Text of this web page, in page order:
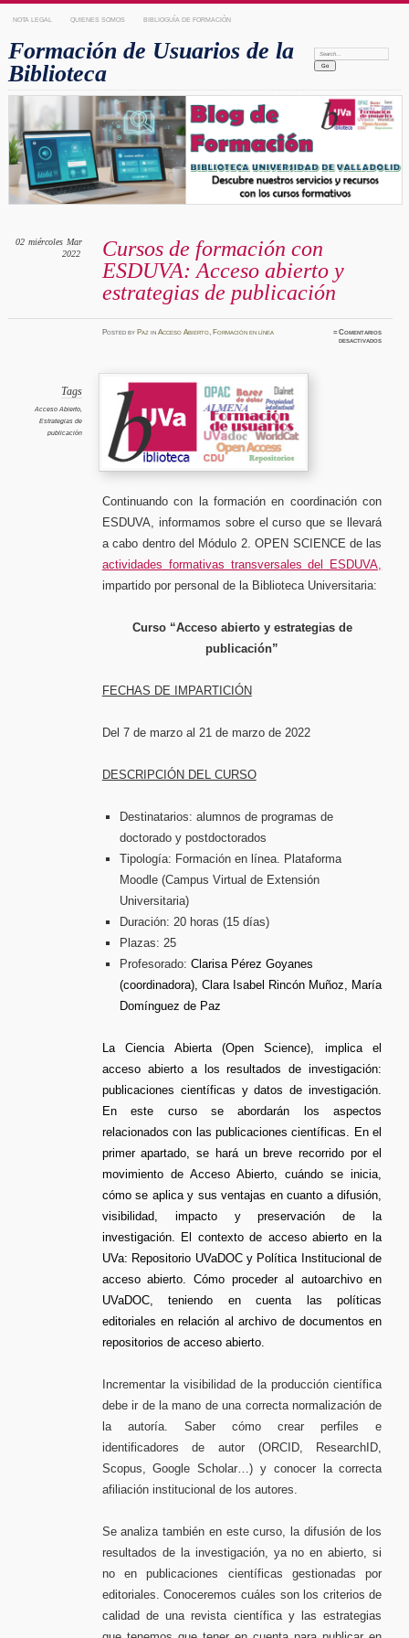
NOTA LEGAL QUIENES SOMOS BIBLIOGUÍA DE FORMACIÓN
Formación de Usuarios de la
Biblioteca
Search:
Cursos de formación con
ESDUVA: Acceso abierto y
estrategias de publicación
02 miércoles Mar
2022
PostedbyPaz inAcceso Abierto ,Formación en línea ≈Comentarios
desactivadosen
Tags
Acceso Abierto,
Estrategias de
publicación
Continuando con la formación en coordinación con
ESDUVA, informamos sobre el curso que se llevará
a cabo dentro del Módulo 2. OPEN SCIENCE de las
actividades formativas transversales del ESDUVA,
impartido por personal de la Biblioteca Universitaria:
Curso “Acceso abierto y estrategias de
publicación”
FECHAS DE IMPARTICIÓN
Del 7 de marzo al 21 de marzo de 2022
DESCRIPCIÓN DEL CURSO
Destinatarios: alumnos de programas de
doctorado y postdoctorados
Tipología: Formación en línea. Plataforma
Moodle (Campus Virtual de Extensión
Universitaria)
Duración: 20 horas (15 días)
Plazas: 25
Profesorado:Clarisa Pérez Goyanes
(coordinadora), Clara Isabel Rincón Muñoz, María
Domínguez de Paz
La Ciencia Abierta (Open Science), implica el
acceso abierto a los resultados de investigación:
publicaciones científicas y datos de investigación.
En este curso se abordarán los aspectos
relacionados con las publicaciones científicas. En el
primer apartado, se hará un breve recorrido por el
movimiento de Acceso Abierto, cuándo se inicia,
cómo se aplica y sus ventajas en cuanto a difusión,
visibilidad, impacto y preservación de la
investigación. El contexto de acceso abierto en la
UVa: Repositorio UVaDOC y Política Institucional de
acceso abierto. Cómo proceder al autoarchivo en
UVaDOC, teniendo en cuenta las políticas
editoriales en relación al archivo de documentos en
repositorios de acceso abierto.
Incrementar la visibilidad de la producción científica
debe ir de la mano de una correcta normalización de
la autoría. Saber cómo crear perfiles e
identificadores de autor (ORCID, ResearchID,
Scopus, Google Scholar…) y conocer la correcta
afiliación institucional de los autores.
Se analiza también en este curso, la difusión de los
resultados de la investigación, ya no en abierto, si
no en publicaciones científicas gestionadas por
editoriales. Conoceremos cuáles son los criterios de
calidad de una revista científica y las estrategias